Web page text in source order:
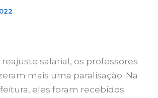
salarial, os professores
mais uma paralisação. Na
eles foram recebidos